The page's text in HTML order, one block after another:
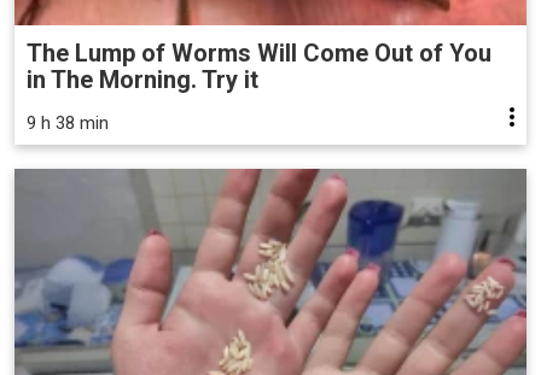
The Lump of Worms Will Come Out of You
in The Morning. Try it
9 h 38 min